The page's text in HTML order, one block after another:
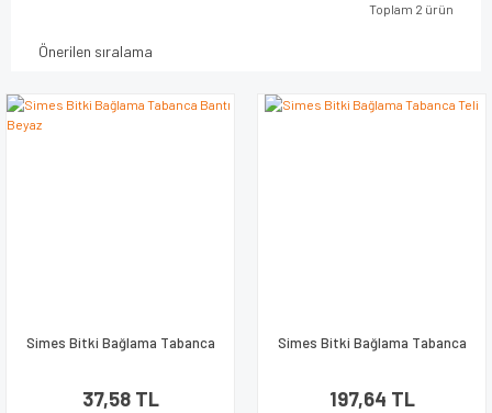
Toplam 2 ürün
Simes Bitki Bağlama Tabanca
37,58 TL
Simes Bitki Bağlama Tabanca
197,64 TL